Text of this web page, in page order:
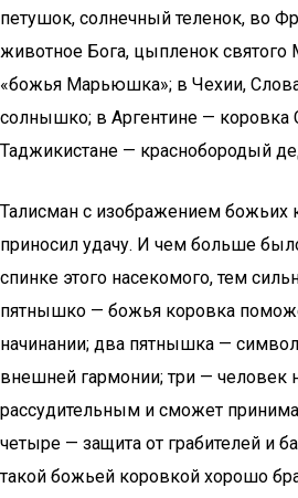
петушок, солнечный теленок, во
животное Бога, цыпленок святого
«божья Маpьюшка»; в Чехии,
солнышко; в Аргентине — коровка
Таджикистане — краснобородый
Талисман с изображением божьих
приносил удачу. И чем больше
спинке этого насекомого, тем
пятнышко — божья коровка
начинании; два пятнышка —
внешней гармонии; три — человек
рассудительным и сможет
четыре — защита от грабителей и
такой божьей коровкой хорошо